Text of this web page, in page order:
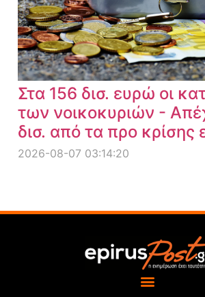
Στα 156 δισ. ευρώ οι
των νοικοκυριών -
δισ. από τα προ κρίσης
2026-08-07 03:14:20